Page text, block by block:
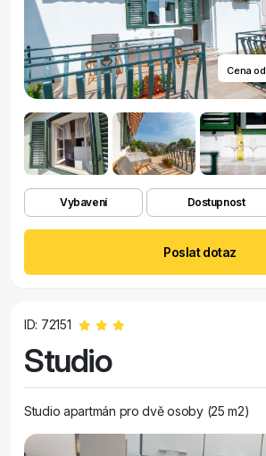
Cena od
Vybavení Dostupnost
Poslat dotaz
ID: 72151
Studio
Studio apartmán pro dvě osoby (25 m2)